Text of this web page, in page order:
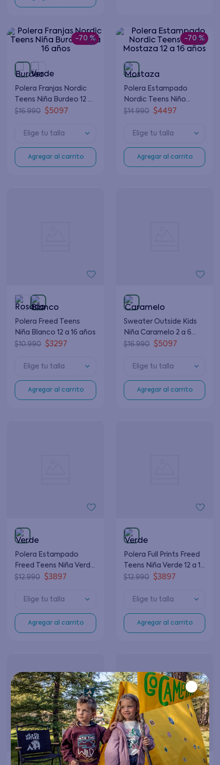
-70 %
Polera Franjas Nordic
Teens Niña Burdeo 12 a
16 años
$16.990 $5097
Elige tu talla
Agregar al carrito
-70 %
Polera Estampado
Nordic Teens Niño
Mostaza 12 a 16 años
$14.990 $4497
Elige tu talla
Agregar al carrito
Polera Freed Teens
Niña Blanco 12 a 16 años
$10.990 $3297
Elige tu talla
Agregar al carrito
Sweater Outside Kids
Niña Caramelo 2 a 6
años
$16.990 $5097
Elige tu talla
Agregar al carrito
Polera Estampado
Freed Teens Niña Verde
12 a 16 años
$12.990 $3897
Elige tu talla
Agregar al carrito
Polera Full Prints Freed
Teens Niña Verde 12 a 16
años
$12.990 $3897
Elige tu talla
Agregar al carrito